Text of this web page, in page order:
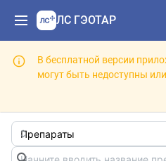
ЛС ГЭОТАР
В бесплатной версии
могут быть недоступны